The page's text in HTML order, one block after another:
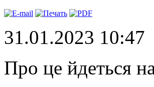
31.01.2023 10:47
Про це йдеться